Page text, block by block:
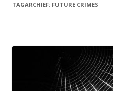
TAGARCHIEF: FUTURE CRIMES